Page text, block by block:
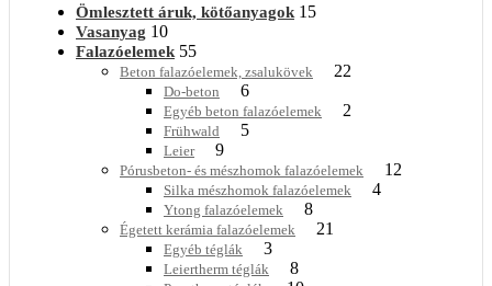
Ömlesztett áruk, kötőanyagok 15
Vasanyag 10
Falazóelemek 55
Beton falazóelemek, zsalukövek 22
Do-beton 6
Egyéb beton falazóelemek 2
Frühwald 5
Leier 9
Pórusbeton- és mészhomok falazóelemek 12
Silka mészhomok falazóelemek 4
Ytong falazóelemek 8
Égetett kerámia falazóelemek 21
Egyéb téglák 3
Leiertherm téglák 8